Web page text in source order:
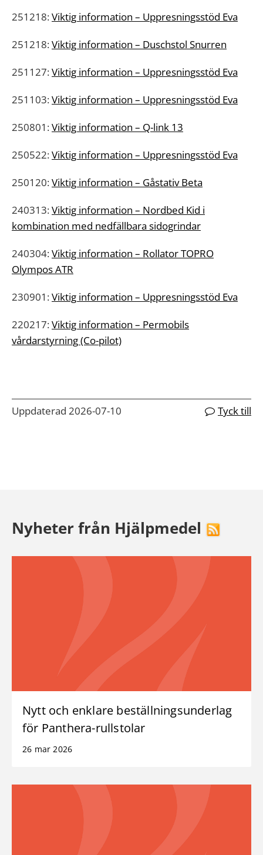
251218:Viktig information – Uppresningsstöd Eva
251218:Viktig information – Duschstol Snurren
251127:Viktig information – Uppresningsstöd Eva
251103:Viktig information – Uppresningsstöd Eva
250801:Viktig information – Q-link 13
250522:Viktig information – Uppresningsstöd Eva
250120:Viktig information – Gåstativ Beta
240313:Viktig information – Nordbed Kid i
kombination med nedfällbara sidogrindar
240304:Viktig information – Rollator TOPRO
Olympos ATR
230901:Viktig information – Uppresningsstöd Eva
220217:Viktig information – Permobils
vårdarstyrning (Co-pilot)
Uppdaterad 2026-07-10 Tyck till
Nyheter från Hjälpmedel
Nytt och enklare beställningsunderlag
för Panthera-rullstolar
26 mar 2026